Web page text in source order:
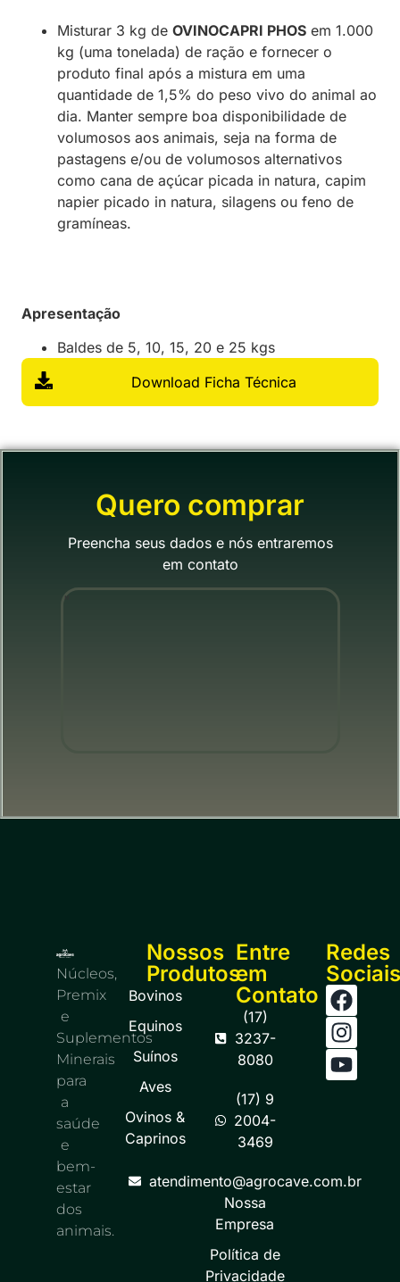
Misturar 3 kg de OVINOCAPRI PHOS em 1.000
kg (uma tonelada) de ração e fornecer o
produto final após a mistura em uma
quantidade de 1,5% do peso vivo do animal ao
dia. Manter sempre boa disponibilidade de
volumosos aos animais, seja na forma de
pastagens e/ou de volumosos alternativos
como cana de açúcar picada in natura, capim
napier picado in natura, silagens ou feno de
gramíneas.
Apresentação
Baldes de 5, 10, 15, 20 e 25 kgs
Download Ficha Técnica
Quero comprar
Preencha seus dados e nós entraremos
em contato
"
Núcleos,
Premix
e
Suplementos
Minerais
para
a
saúde
e
bem-
estar
dos
animais.
Nossos
Produtos
Bovinos
Equinos
Suínos
Aves
Ovinos &
Caprinos
Entre
em
Contato
(17)
3237-
8080
(17) 9
2004-
3469
atendimento@agrocave.com.br
Nossa
Empresa
Política de
Privacidade
Redes